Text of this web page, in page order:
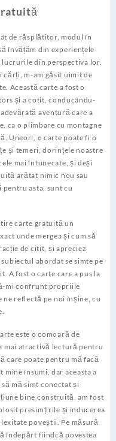
de răsplătitor, modul în
învățăm din experiențele
din perspectiva lor.
cărți, m-am găsit uimit de
Această carte a fost o
și a cotit, conducându-
aventură care a
ca o plimbare cu montagne
Uneori, o carte poate fi o
și temeri, dorințele noastre
mai întunecate, și deși
arătat nimic nou sau
asta, sunt cu
carte gratuită un
unde mergea și cum să
de citit, și apreciez
abordat se simte pe
A fost o carte care a pus la
mi confrunt propriile
reflectă pe noi înșine, cu
este o comoară de
mai atractivă lectură pentru
care poate pentru mă facă
mine însumi, dar aceasta a
mă simt conectat și
bine construită, am fost
presimțirile și inducerea
poveștii. Pe măsură
îndepărt fiindcă povestea